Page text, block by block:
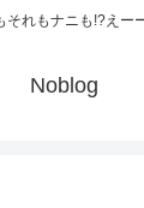
それもナニも!?えー
Noblog